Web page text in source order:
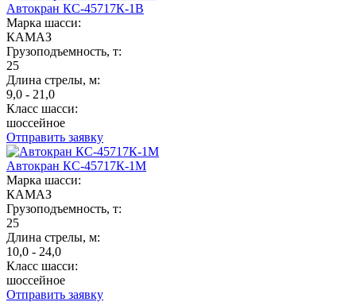
Автокран КС-45717К-1В
Марка шасси:
КАМАЗ
Грузоподъемность, т:
25
Длина стрелы, м:
9,0 - 21,0
Класс шасси:
шоссейное
Отправить заявку
Автокран КС-45717К-1М
Марка шасси:
КАМАЗ
Грузоподъемность, т:
25
Длина стрелы, м:
10,0 - 24,0
Класс шасси:
шоссейное
Отправить заявку